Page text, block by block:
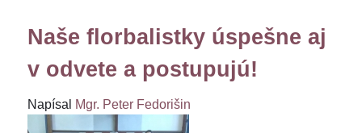
Naše florbalistky úspešne aj
v odvete a postupujú!
Napísal Mgr. Peter Fedorišin